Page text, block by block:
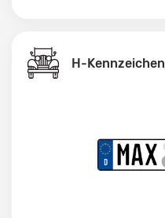
H-Kennzeichen